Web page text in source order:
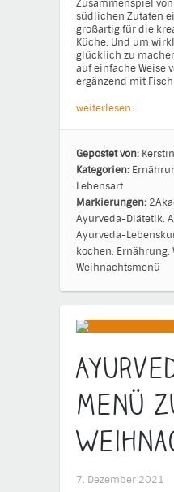
Zusammenspiel
südlichen Zutaten
großartig für die
Küche. Und um
glücklich zu
auf einfache Weise
ergänzend mit
weiterlesen…
Gepostet von:
Kategorien:
Lebensart
Markierungen:
Ayurveda-Diätetik.
Ayurveda-
kochen. Ernährung.
Weihnachtsmenü
Menü
7. Dezember 2021